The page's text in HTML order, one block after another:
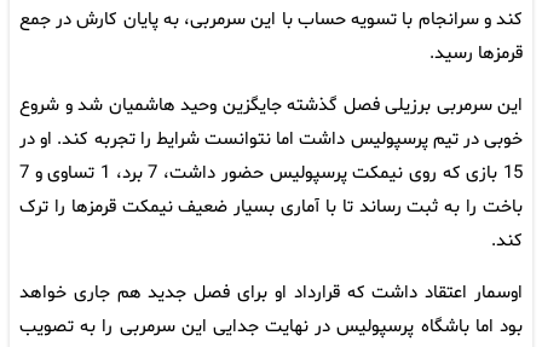
کند و سرانجام با تسویه حساب با این سرمربی، به پایان کارش در جمع
قرمزها رسید.
این سرمربی برزیلی فصل گذشته جایگزین وحید هاشمیان شد و شروع
خوبی در تیم پرسپولیس داشت اما نتوانست شرایط را تجربه کند. او در
15 بازی که روی نیمکت پرسپولیس حضور داشت، 7 برد، 1 تساوی و 7
باخت را به ثبت رساند تا با آماری بسیار ضعیف نیمکت قرمزها را ترک
کند.
اوسمار اعتقاد داشت که قرارداد او برای فصل جدید هم جاری خواهد
بود اما باشگاه پرسپولیس در نهایت جدایی این سرمربی را به تصویب